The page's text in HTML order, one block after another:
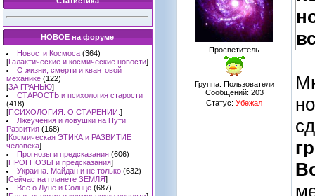
НОВОЕ на форуме
Новости Космоса (364)
[Галактические и космические новости]
О жизни, смерти и квантовой
механике (122)
[ЗА ГРАНЬЮ]
СТАРОСТЬ и психология старости
(418)
[ПСИХОЛОГИЯ. О СТАРЕНИИ. ]
Лжеучения и ловушки на Пути
Развития (168)
[Космическая ЭТИКА и РАЗВИТИЕ
человека]
Прогнозы и предсказания (606)
[ПРОГНОЗЫ и предсказания]
Украина. Майдан и не только (632)
[Сейчас на планете ЗЕМЛЯ]
Все о Луне и Солнце (687)
Просветитель
Группа: Пользователи
Сообщений: 203
Статус: Убежал